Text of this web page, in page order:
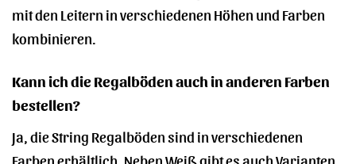
mit den Leitern in verschiedenen Höhen und Farben
kombinieren.
Kann ich die Regalböden auch in anderen Farben
bestellen?
Ja, die String Regalböden sind in verschiedenen
Farben erhältlich. Neben Weiß gibt es auch Varianten